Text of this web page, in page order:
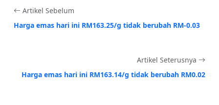
Artikel Sebelum
Harga emas hari ini RM163.25/g tidak berubah RM-0.03
Artikel Seterusnya
Harga emas hari ini RM163.14/g tidak berubah RM0.02